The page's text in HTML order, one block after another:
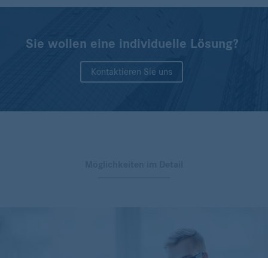
Sie wollen eine individuelle Lösung?
Kontaktieren Sie uns